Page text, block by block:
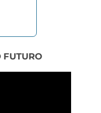
FUTURO